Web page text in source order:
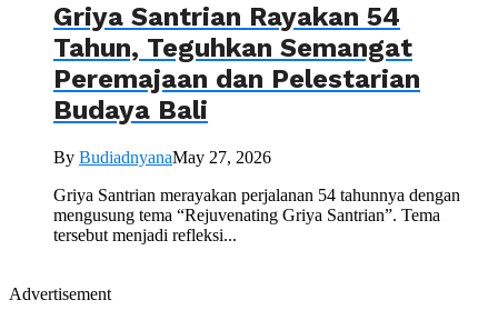
Griya Santrian Rayakan 54
Tahun, Teguhkan Semangat
Peremajaan dan Pelestarian
Budaya Bali
By BudiadnyanaMay 27, 2026
Griya Santrian merayakan perjalanan 54 tahunnya dengan
mengusung tema “Rejuvenating Griya Santrian”. Tema
tersebut menjadi refleksi...
Advertisement